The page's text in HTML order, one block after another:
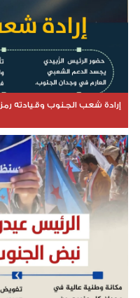
إرادة شعب الجنوب وقيادته رمز